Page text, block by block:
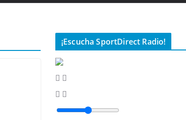
¡Escucha SportDirect Radio!